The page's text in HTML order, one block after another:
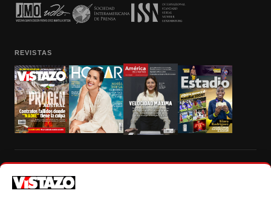
REVISTAS
autorización escrita de su titular, de todos los contenidos de Vistazo.com.